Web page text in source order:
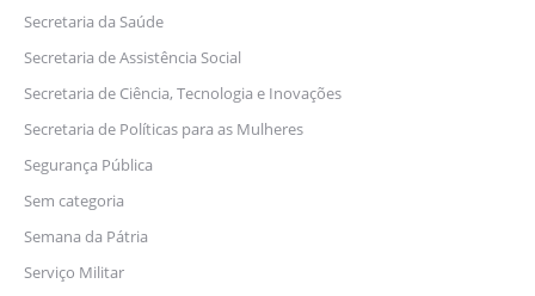
Secretaria da Saúde
Secretaria de Assistência Social
Secretaria de Ciência, Tecnologia e Inovações
Secretaria de Políticas para as Mulheres
Segurança Pública
Sem categoria
Semana da Pátria
Serviço Militar